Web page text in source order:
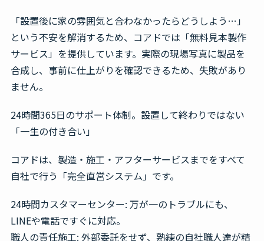
「設置後に家の雰囲気と合わなかったらどうしよう…」
という不安を解消するため、コアドでは「無料見本製作
サービス」を提供しています。実際の現場写真に製品を
合成し、事前に仕上がりを確認できるため、失敗があり
ません。
24時間365日のサポート体制。設置して終わりではない
「一生の付き合い」
コアドは、製造・施工・アフターサービスまでをすべて
自社で行う「完全直営システム」です。
24時間カスタマーセンター: 万が一のトラブルにも、
LINEや電話ですぐに対応。
職人の責任施工: 外部委託をせず、熟練の自社職人達が精